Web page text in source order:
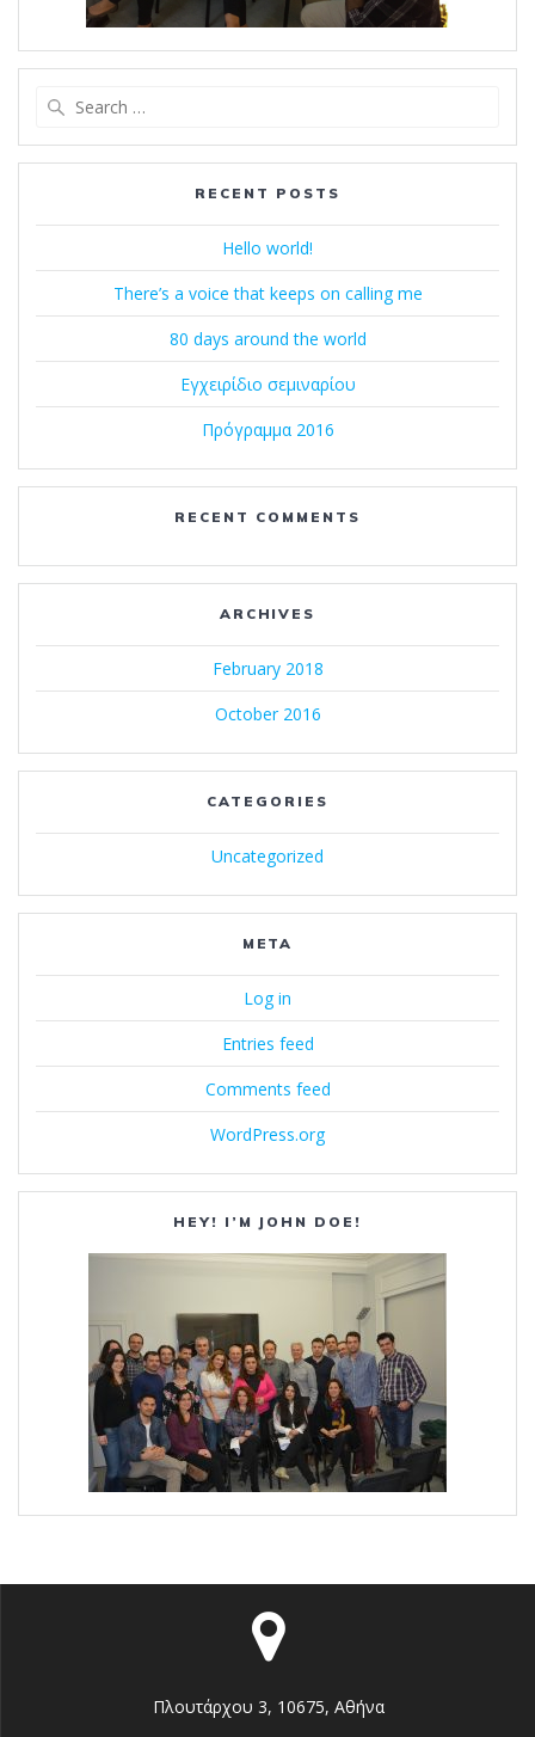
RECENT POSTS
Hello world!
There’s a voice that keeps on calling me
80 days around the world
Εγχειρίδιο σεμιναρίου
Πρόγραμμα 2016
RECENT COMMENTS
ARCHIVES
February 2018
October 2016
CATEGORIES
Uncategorized
META
Log in
Entries feed
Comments feed
WordPress.org
HEY! I’M JOHN DOE!
Πλουτάρχου 3, 10675, Αθήνα